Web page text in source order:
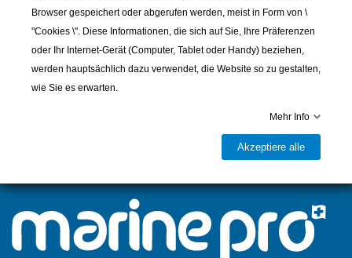
RULE
Frischwasserpump - Rule
IL200
49,00 CHF
RULE
Jabsco Rule
Tauchbilgenpumpe, Modell
500, 12 V
Browser gespeichert oder abgerufen werden, meist in Form von \
"Cookies \". Diese Informationen, die sich auf Sie, Ihre Präferenzen
oder Ihr Internet-Gerät (Computer, Tablet oder Handy) beziehen,
werden hauptsächlich dazu verwendet, die Website so zu gestalten,
wie Sie es erwarten.
Mehr Info
Akzeptiere alle